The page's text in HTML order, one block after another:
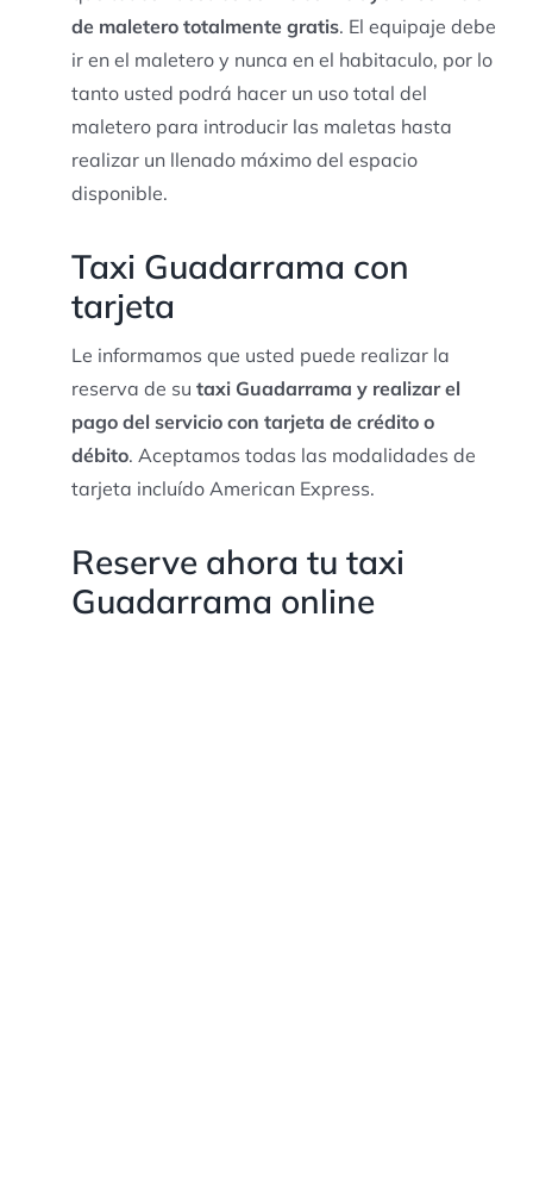
de maletero totalmente gratis. El equipaje debe
ir en el maletero y nunca en el habitaculo, por lo
tanto usted podrá hacer un uso total del
maletero para introducir las maletas hasta
realizar un llenado máximo del espacio
disponible.
Taxi Guadarrama con
tarjeta
Le informamos que usted puede realizar la
reserva de su taxi Guadarrama y realizar el
pago del servicio con tarjeta de crédito o
débito. Aceptamos todas las modalidades de
tarjeta incluído American Express.
Reserve ahora tu taxi
Guadarrama online